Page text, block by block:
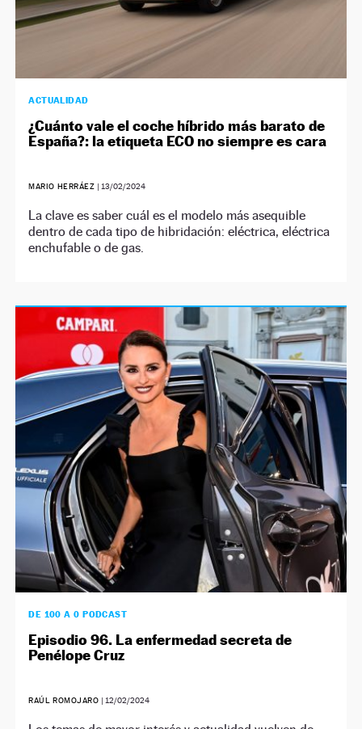
ACTUALIDAD
¿Cuánto vale el coche híbrido más barato de
España?: la etiqueta ECO no siempre es cara
MARIO HERRÁEZ | 13/02/2024
La clave es saber cuál es el modelo más asequible
dentro de cada tipo de hibridación: eléctrica, eléctrica
enchufable o de gas.
DE 100 A 0 PODCAST
Episodio 96. La enfermedad secreta de
Penélope Cruz
RAÚL ROMOJARO | 12/02/2024